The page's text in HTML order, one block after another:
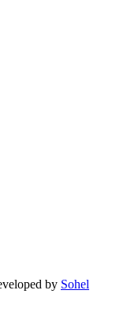
by Sohel